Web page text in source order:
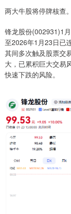
两大牛股将停牌核查。
锋龙股份(002931)1
至2026年1月23日已
其间多次触及股票交
大，已累积巨大交易
快速下跌的风险。